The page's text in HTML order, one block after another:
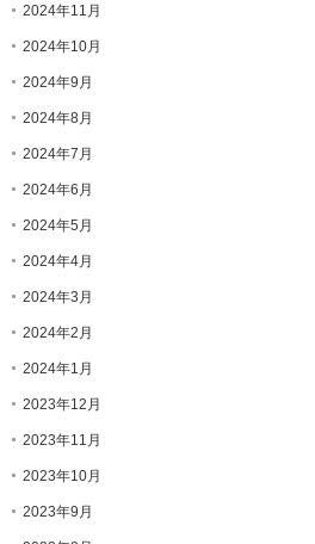
2024年11月
2024年10月
2024年9月
2024年8月
2024年7月
2024年6月
2024年5月
2024年4月
2024年3月
2024年2月
2024年1月
2023年12月
2023年11月
2023年10月
2023年9月